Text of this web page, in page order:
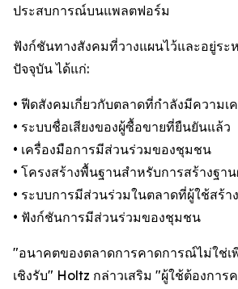
ประสบการณ์บนแพลตฟอร์ม
ฟังก์ชันทางสังคมที่วางแผนไว้และอยู่ร
ปัจจุบัน ได้แก่:
• ฟีดสังคมเกี่ยวกับตลาดที่กำลังมีความเ
• ระบบชื่อเสียงของผู้ซื้อขายที่ยืนยันแล้ว
• เครื่องมือการมีส่วนร่วมของชุมชน
• โครงสร้างพื้นฐานสำหรับการสร้างฐา
• ระบบการมีส่วนร่วมในตลาดที่ผู้ใช้สร้า
• ฟังก์ชันการมีส่วนร่วมของชุมชน
"อนาคตของตลาดการคาดการณ์ไม่ใช่เ
เชิงรับ" Holtz กล่าวเสริม "ผู้ใช้ต้องการ